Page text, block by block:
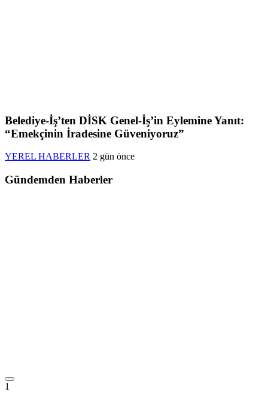
Belediye-İş’ten DİSK Genel-İş’in Eylemine Yanıt:
“Emekçinin İradesine Güveniyoruz”
YEREL HABERLER 2 gün önce
Gündemden Haberler
1